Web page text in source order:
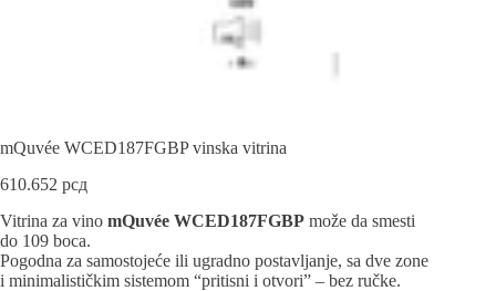
mQuvée WCED187FGBP vinska vitrina
610.652 рсд
Vitrina za vino mQuvée WCED187FGBP može da smesti
do 109 boca.
Pogodna za samostojeće ili ugradno postavljanje, sa dve zone
i minimalističkim sistemom “pritisni i otvori” – bez ručke.